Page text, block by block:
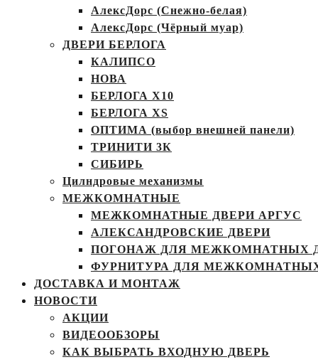
АлексДорс (Снежно-белая)
АлексДорс (Чёрный муар)
ДВЕРИ БЕРЛОГА
КАЛИПСО
НОВА
БЕРЛОГА Х10
БЕРЛОГА XS
ОПТИМА (выбор внешней панели)
ТРИНИТИ 3К
СИБИРЬ
Цилндровые механизмы
МЕЖКОМНАТНЫЕ
МЕЖКОМНАТНЫЕ ДВЕРИ АРГУС
АЛЕКСАНДРОВСКИЕ ДВЕРИ
ПОГОНАЖ ДЛЯ МЕЖКОМНАТНЫХ
ФУРНИТУРА ДЛЯ
ДОСТАВКА И МОНТАЖ
НОВОСТИ
АКЦИИ
ВИДЕООБЗОРЫ
КАК ВЫБРАТЬ ВХОДНУЮ ДВЕРЬ